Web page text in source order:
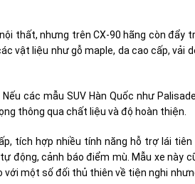
thất, nhưng trên CX-90 hãng còn đẩy
vật liệu như gỗ maple, da cao cấp, vải
các mẫu SUV Hàn Quốc như
thông qua chất liệu và độ hoàn thiện.
tích hợp nhiều tính năng hỗ trợ lái tiên
động, cảnh báo điểm mù. Mẫu xe này
với một số đối thủ thiên về tiện nghi